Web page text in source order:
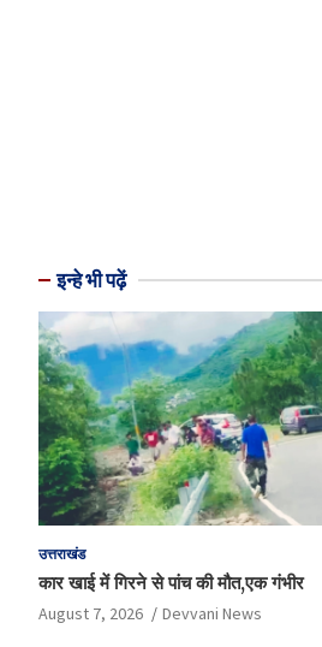
इन्हे भी पढ़ें
उत्तराखंड
कार खाई में गिरने से पांच की मौत,एक गंभीर
August 7, 2026 Devvani News